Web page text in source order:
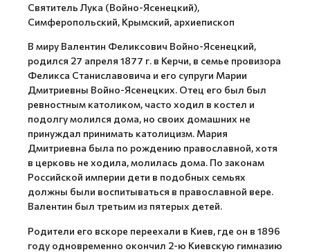
Святитель Лука (Войно-Ясенецкий),
Симферопольский, Крымский, архиепископ
В миру Валентин Феликсович Войно-Ясенецкий,
родился 27 апреля 1877 г. в Керчи, в семье провизора
Феликса Станиславовича и его супруги Марии
Дмитриевны Войно-Ясенецких. Отец его был был
ревностным католиком, часто ходил в костел и
подолгу молился дома, но своих домашних не
принуждал принимать католицизм. Мария
Дмитриевна была по рождению православной, хотя
в церковь не ходила, молилась дома. По законам
Российской империи дети в подобных семьях
должны были воспитываться в православной вере.
Валентин был третьим из пятерых детей.
Родители его вскоре переехали в Киев, где он в 1896
году одновременно окончил 2-ю Киевскую гимназию